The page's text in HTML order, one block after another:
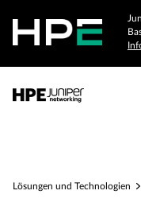
Lösungen und Technologien